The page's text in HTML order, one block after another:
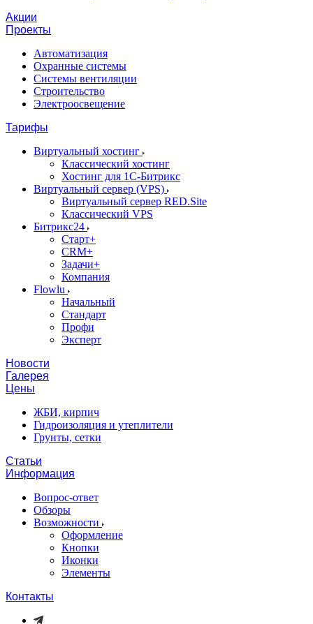
Акции
Проекты
Автоматизация
Охранные системы
Системы вентиляции
Строительство
Электроосвещение
Тарифы
Виртуальный хостинг
Классический хостинг
Хостинг для 1С-Битрикс
Виртуальный сервер (VPS)
Виртуальный сервер RED.Site
Классический VPS
Битрикс24
Старт+
CRM+
Задачи+
Компания
Flowlu
Начальный
Стандарт
Профи
Эксперт
Новости
Галерея
Цены
ЖБИ, кирпич
Гидроизоляция и утеплители
Грунты, сетки
Статьи
Информация
Вопрос-ответ
Обзоры
Возможности
Оформление
Кнопки
Иконки
Элементы
Контакты